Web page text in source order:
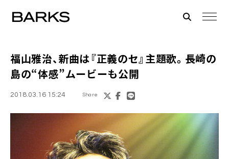
福山雅治、新曲は『正義のセ』主題歌。長崎の
島の“体感”ムービーも公開
2018.03.16 15:24 Share